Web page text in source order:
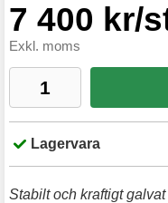
7 400 kr/
Exkl. moms
Lagervara
Stabilt och kraftigt